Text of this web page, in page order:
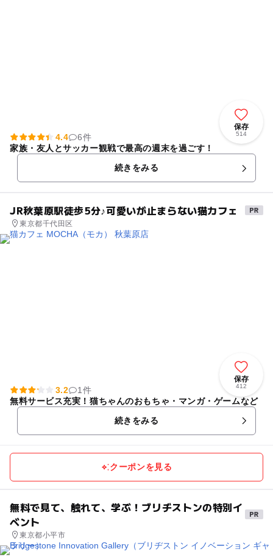
保存
514
4.4
6件
家族・友人とサッカー観戦で最高の週末を過ごす！
続きをみる
JR秋葉原駅徒歩5分♪可愛いが止まらない猫カフェ
東京都千代田区
保存
412
3.2
1件
無料サービス充実！猫ちゃんのおもちゃ・マンガ・ゲームなど
続きをみる
クーポンを見る
無料で見て、触れて、学ぶ！ブリヂストンの特別イ
ベント
東京都小平市